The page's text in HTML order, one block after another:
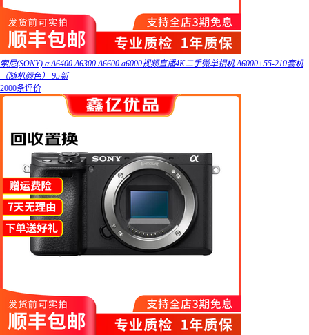
索尼(SONY) α A6400 A6300 A6600 a6000视频直播4K二手微单相机 A6000+55-210套机
（随机颜色） 95新
2000条评价